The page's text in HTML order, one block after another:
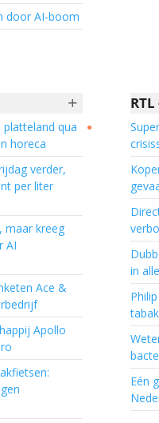
door AI-boom
+
●
platteland qua
horeca
verder,
per liter
maar kreeg
AI
Ace &
Apollo
in
Eén